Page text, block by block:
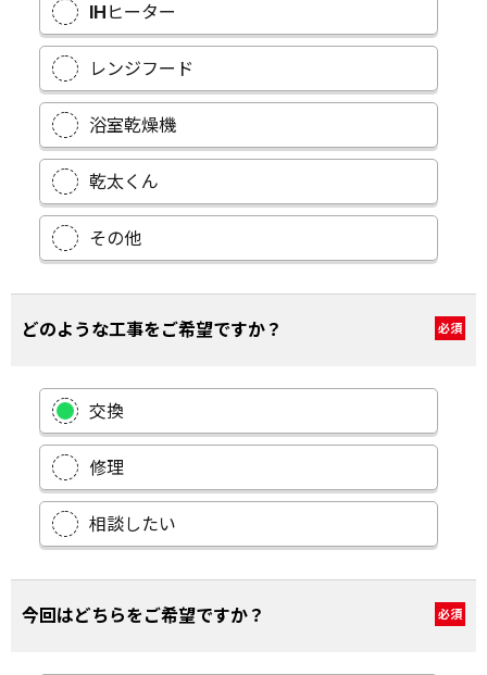
IHヒーター
レンジフード
浴室乾燥機
乾太くん
その他
どのような工事をご希望ですか？ 必須
交換
修理
相談したい
今回はどちらをご希望ですか？ 必須